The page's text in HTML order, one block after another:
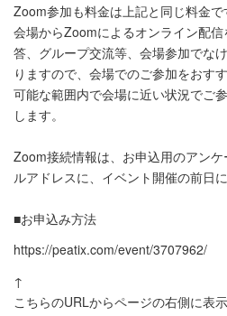
Zoom参加も料金は上記と同じ料金で
会場からZoomによるオンライン配
答、グループ交流等、会場参加でな
りますので、会場でのご参加をおす
可能な範囲内で会場に近い状況でご
します。
Zoom接続情報は、お申込用のアン
ルアドレスに、イベント開催の前日
■お申込み方法
https://peatix.com/event/3707962/
↑
こちらのURLからページの右側に表